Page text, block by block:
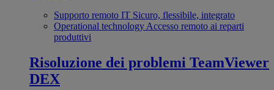
Supporto remoto IT Sicuro, flessibile, integrato
Operational technology Accesso remoto ai reparti
produttivi
Risoluzione dei problemi TeamViewer
DEX